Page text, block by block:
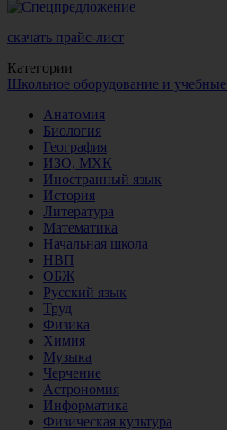
скачать прайс-лист
Категории
Школьное оборудование и
Анатомия
Биология
География
ИЗО, МХК
Иностранный язык
История
Литература
Математика
Начальная школа
НВП
ОБЖ
Русский язык
Труд
Физика
Химия
Музыка
Черчение
Астрономия
Информатика
Физическая культура